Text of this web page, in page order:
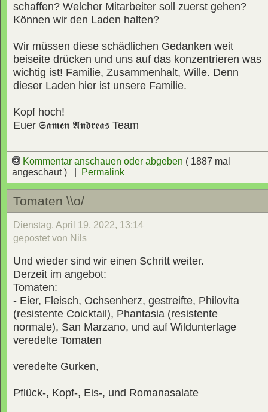
schaffen? Welcher Mitarbeiter soll zuerst gehen?
Können wir den Laden halten?
Wir müssen diese schädlichen Gedanken weit
beiseite drücken und uns auf das konzentrieren was
wichtig ist! Familie, Zusammenhalt, Wille. Denn
dieser Laden hier ist unsere Familie.
Kopf hoch!
Euer 𝕾𝖆𝖒𝖊𝖓 𝕬𝖓𝖉𝖗𝖊𝖆𝖘 Team
Kommentar anschauen oder abgeben ( 1887 mal
angeschaut ) |
Permalink
Tomaten \\o/
Dienstag, April 19, 2022, 13:14
gepostet von Nils
Und wieder sind wir einen Schritt weiter.
Derzeit im angebot:
Tomaten:
- Eier, Fleisch, Ochsenherz, gestreifte, Philovita
(resistente Coicktail), Phantasia (resistente
normale), San Marzano, und auf Wildunterlage
veredelte Tomaten
veredelte Gurken,
Pflück-, Kopf-, Eis-, und Romanasalate